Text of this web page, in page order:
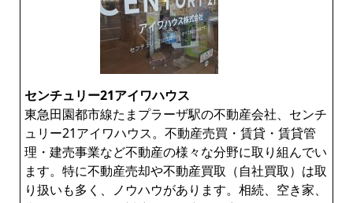
センチュリー21アイワハウス
東急田園都市線たまプラーザ駅の不動産会社、センチ
ュリー21アイワハウス。不動産売買・賃貸・賃貸管
理・建売事業など不動産の様々な分野に取り組んでい
ます。特に不動産売却や不動産買取（自社買取）は取
り扱いも多く、ノウハウがあります。相続、空き家、